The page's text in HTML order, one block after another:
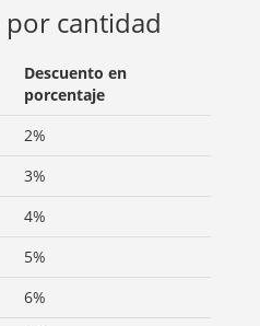
por cantidad
Descuento en
porcentaje
2%
3%
4%
5%
6%